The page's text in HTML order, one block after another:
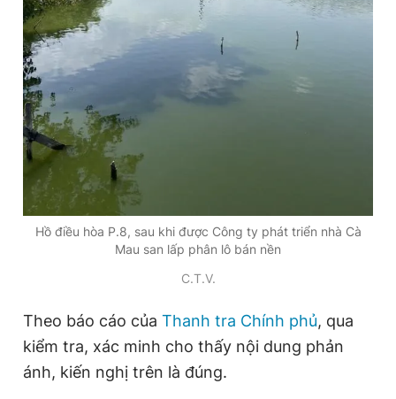
Tổng biên tập: Nguyễn Ngọc Toàn
Phó tổng biên tập thường trực: Hải Thành
Phó tổng biên tập: Lâm Hiếu Dũng
Phó tổng biên tập: Trần Việt Hưng
Tổng thư ký tòa soạn: Đức Trung
Giấy phép xuất bản số 110/GP - BTTTT cấp ngày 24.3.2020
© 2003-2026 Bản quyền thuộc về Báo Thanh Niên. Cấm sao
chép dưới mọi hình thức nếu không có sự chấp thuận bằng văn
bản. Phát triển bởi ePi Technologies, JSC.
Hồ điều hòa P.8, sau khi được Công ty phát triển nhà Cà
Mau san lấp phân lô bán nền
C.T.V.
Theo báo cáo của Thanh tra Chính phủ, qua
kiểm tra, xác minh cho thấy nội dung phản
ánh, kiến nghị trên là đúng.